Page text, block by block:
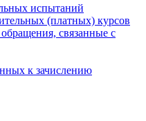
испытаний
(платных) курсов
связанные с
к зачислению